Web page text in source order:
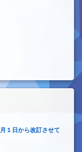
１日から改訂させて